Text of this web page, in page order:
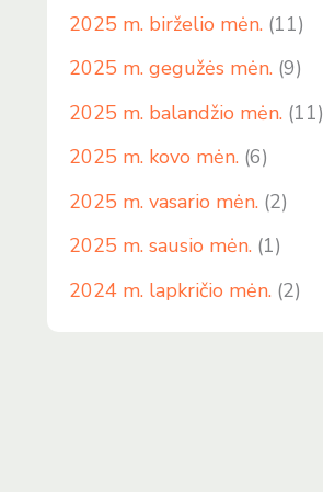
2025 m. birželio mėn.(11)
2025 m. gegužės mėn.(9)
2025 m. balandžio mėn.(11)
2025 m. kovo mėn.(6)
2025 m. vasario mėn.(2)
2025 m. sausio mėn.(1)
2024 m. lapkričio mėn.(2)